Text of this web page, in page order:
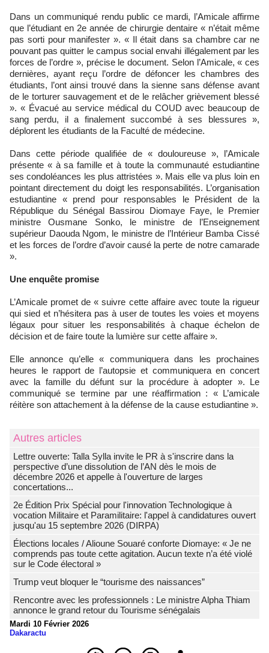
Dans un communiqué rendu public ce mardi, l’Amicale affirme
que l’étudiant en 2e année de chirurgie dentaire « n’était même
pas sorti pour manifester ». « Il était dans sa chambre car ne
pouvant pas quitter le campus social envahi illégalement par les
forces de l’ordre », précise le document. Selon l’Amicale, « ces
dernières, ayant reçu l’ordre de défoncer les chambres des
étudiants, l’ont ainsi trouvé dans la sienne sans défense avant
de le torturer sauvagement et de le relâcher grièvement blessé
». « Évacué au service médical du COUD avec beaucoup de
sang perdu, il a finalement succombé à ses blessures »,
déplorent les étudiants de la Faculté de médecine.
Dans cette période qualifiée de « douloureuse », l’Amicale
présente « à sa famille et à toute la communauté estudiantine
ses condoléances les plus attristées ». Mais elle va plus loin en
pointant directement du doigt les responsabilités. L’organisation
estudiantine « prend pour responsables le Président de la
République du Sénégal Bassirou Diomaye Faye, le Premier
ministre Ousmane Sonko, le ministre de l’Enseignement
supérieur Daouda Ngom, le ministre de l’Intérieur Bamba Cissé
et les forces de l’ordre d’avoir causé la perte de notre camarade
».
Une enquête promise
L’Amicale promet de « suivre cette affaire avec toute la rigueur
qui sied et n’hésitera pas à user de toutes les voies et moyens
légaux pour situer les responsabilités à chaque échelon de
décision et de faire toute la lumière sur cette affaire ».
Elle annonce qu’elle « communiquera dans les prochaines
heures le rapport de l’autopsie et communiquera en concert
avec la famille du défunt sur la procédure à adopter ». Le
communiqué se termine par une réaffirmation : « L’amicale
réitère son attachement à la défense de la cause estudiantine ».
Autres articles
Lettre ouverte: Talla Sylla invite le PR à s'inscrire dans la
perspective d’une dissolution de l’AN dès le mois de
décembre 2026 et appelle à l'ouverture de larges
concertations...
2e Édition Prix Spécial pour l'innovation Technologique à
vocation Militaire et Paramilitaire: l'appel à candidatures ouvert
jusqu'au 15 septembre 2026 (DIRPA)
Élections locales / Alioune Souaré conforte Diomaye: « Je ne
comprends pas toute cette agitation. Aucun texte n’a été violé
sur le Code électoral »
Trump veut bloquer le “tourisme des naissances”
Rencontre avec les professionnels : Le ministre Alpha Thiam
annonce le grand retour du Tourisme sénégalais
Mardi 10 Février 2026
Dakaractu